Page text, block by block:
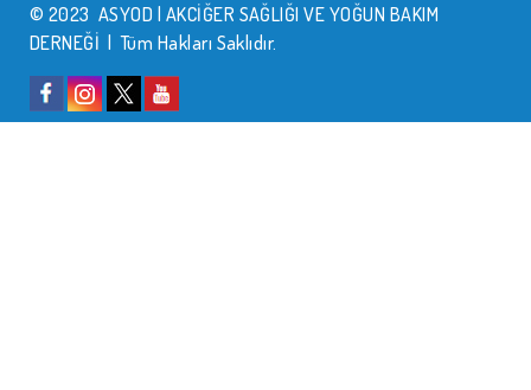
© 2023 ASYOD | AKCİĞER SAĞLIĞI VE YOĞUN BAKIM
DERNEĞİ | Tüm Hakları Saklıdır.